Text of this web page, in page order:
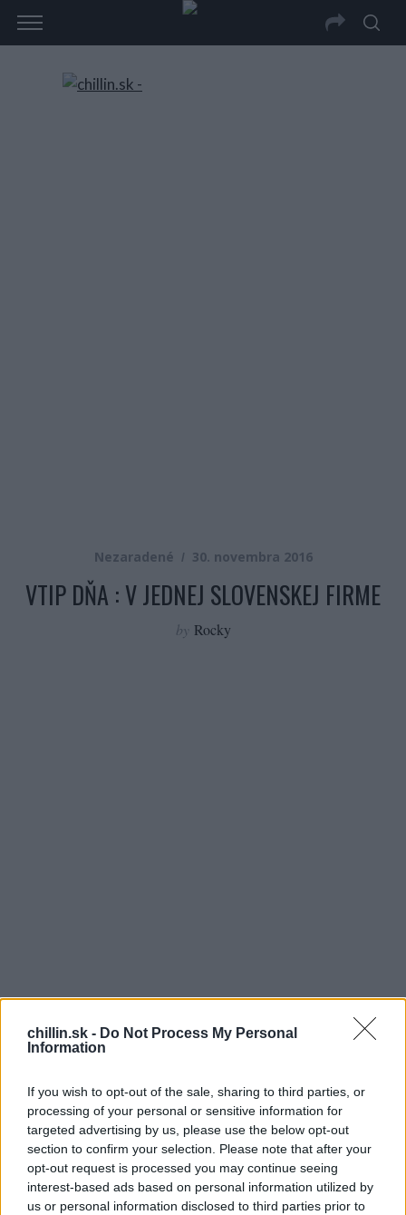
chillin.sk - Do Not Process My Personal
Information
If you wish to opt-out of the sale, sharing to third parties, or
processing of your personal or sensitive information for
targeted advertising by us, please use the below opt-out
section to confirm your selection. Please note that after your
opt-out request is processed you may continue seeing
interest-based ads based on personal information utilized by
us or personal information disclosed to third parties prior to
Nezaradené 30. novembra 2016
VTIP DŇA : V JEDNEJ SLOVENSKEJ FIRME
by Rocky
V jednej Slovenskej firme Príde Jožo za šéfom a sťažuje
sa: – Šéfko, robím tu už 10 rokov za 300€ mesačne,
nemohli by ste mi zvýšiť plat? Šéf ho usadí, naleje mu
borovičky a spustí:
S
e
a